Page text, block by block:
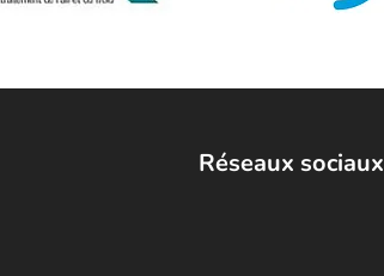
Réseaux sociaux